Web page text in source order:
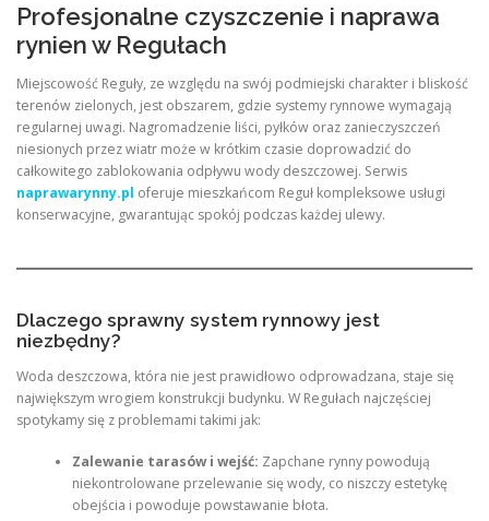
Profesjonalne czyszczenie i naprawa
rynien w Regułach
Miejscowość Reguły, ze względu na swój podmiejski charakter i bliskość
terenów zielonych, jest obszarem, gdzie systemy rynnowe wymagają
regularnej uwagi. Nagromadzenie liści, pyłków oraz zanieczyszczeń
niesionych przez wiatr może w krótkim czasie doprowadzić do
całkowitego zablokowania odpływu wody deszczowej. Serwis
naprawarynny.pl oferuje mieszkańcom Reguł kompleksowe usługi
konserwacyjne, gwarantując spokój podczas każdej ulewy.
Dlaczego sprawny system rynnowy jest
niezbędny?
Woda deszczowa, która nie jest prawidłowo odprowadzana, staje się
największym wrogiem konstrukcji budynku. W Regułach najczęściej
spotykamy się z problemami takimi jak:
Zalewanie tarasów i wejść: Zapchane rynny powodują
niekontrolowane przelewanie się wody, co niszczy estetykę
obejścia i powoduje powstawanie błota.